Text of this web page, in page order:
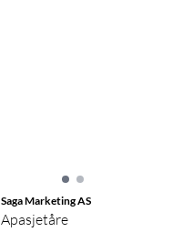
Saga Marketing AS
Apasjetåre